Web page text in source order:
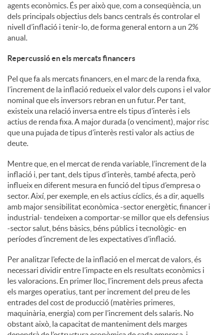
agents econòmics. És per això que, com a conseqüència, un
dels principals objectius dels bancs centrals és controlar el
nivell d’inflació i tenir-lo, de forma general entorn a un 2%
anual.
Repercussió en els mercats financers
Pel que fa als mercats financers, en el marc de la renda fixa,
l’increment de la inflació redueix el valor dels cupons i el valor
nominal que els inversors rebran en un futur. Per tant,
existeix una relació inversa entre els tipus d’interès i els
actius de renda fixa. A major durada (o venciment), major risc
que una pujada de tipus d’interès resti valor als actius de
deute.
Mentre que, en el mercat de renda variable, l’increment de la
inflació i, per tant, dels tipus d’interès, també afecta, però
influeix en diferent mesura en funció del tipus d’empresa o
sector. Així, per exemple, en els actius cíclics, és a dir, aquells
amb major sensibilitat econòmica -sector energètic, financer i
industrial- tendeixen a comportar-se millor que els defensius
-sector salut, béns bàsics, béns públics i tecnològic- en
períodes d’increment de les expectatives d’inflació.
Per analitzar l’efecte de la inflació en el mercat de valors, és
necessari dividir entre l’impacte en els resultats econòmics i
les valoracions. En primer lloc, l’increment dels preus afecta
els marges operatius, tant per increment del preu de les
entrades del cost de producció (matèries primeres,
maquinària, energia) com per l’increment dels salaris. No
obstant això, la capacitat de manteniment dels marges